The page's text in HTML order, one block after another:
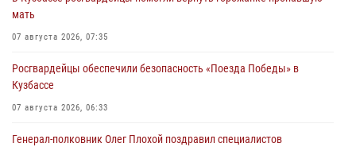
мать
07 августа 2026, 07:35
Росгвардейцы обеспечили безопасность «Поезда Победы» в
Кузбассе
07 августа 2026, 06:33
Генерал-полковник Олег Плохой поздравил специалистов